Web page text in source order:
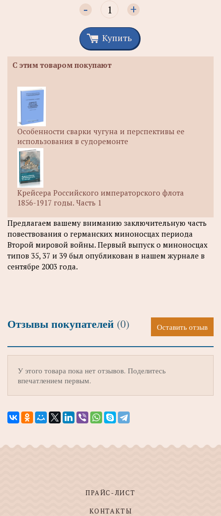
- +
Купить
С этим товаром покупают
Особенности сварки чугуна и перспективы ее
использования в судоремонте
Крейсера Российского императорского флота
1856-1917 годы. Часть 1
Предлагаем вашему вниманию заключительную часть
повествования о германских миноносцах периода
Второй мировой войны. Первый выпуск о миноносцах
типов 35, 37 и 39 был опубликован в нашем журнале в
сентябре 2003 года.
Отзывы покупателей (0) Оставить отзыв
У этого товара пока нет отзывов. Поделитесь
впечатлением первым.
ПРАЙС-ЛИСТ
КОНТАКТЫ